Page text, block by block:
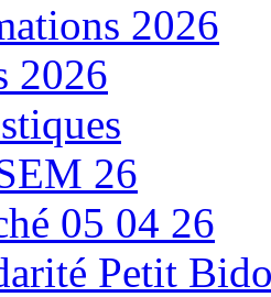
2026
2026
26
05 04 26
Petit